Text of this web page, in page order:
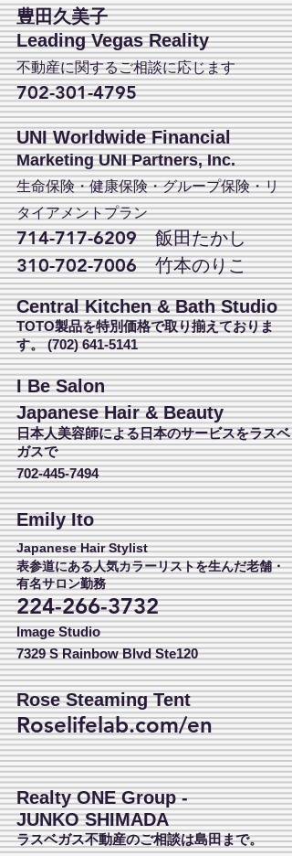
豊田久美子
Leading Vegas Reality
不動産に関するご相談に応じます
702-301-4795
UNI Worldwide Financial
Marketing UNI Partners, Inc.
生命保険・健康保険・グループ保険・リ
タイアメントプラン
714-717-6209飯田たかし
310-702-7006竹本のりこ
Central Kitchen & Bath Studio
TOTO製品を特別価格で取り揃えておりま
す。(702) 641-5141
I Be Salon
Japanese Hair & Beauty
日本人美容師による日本のサービスをラスベ
ガスで
702-445-7494
Emily Ito
Japanese Hair Stylist
表参道にある人気カラーリストを生んだ老舗・
有名サロン勤務
224-266-3732
Image Studio
7329 S Rainbow Blvd Ste120
RoseSteaming Tent
Roselifelab.com/en
Realty ONE Group -
JUNKO SHIMADA
ラスベガス不動産のご相談は島田まで。